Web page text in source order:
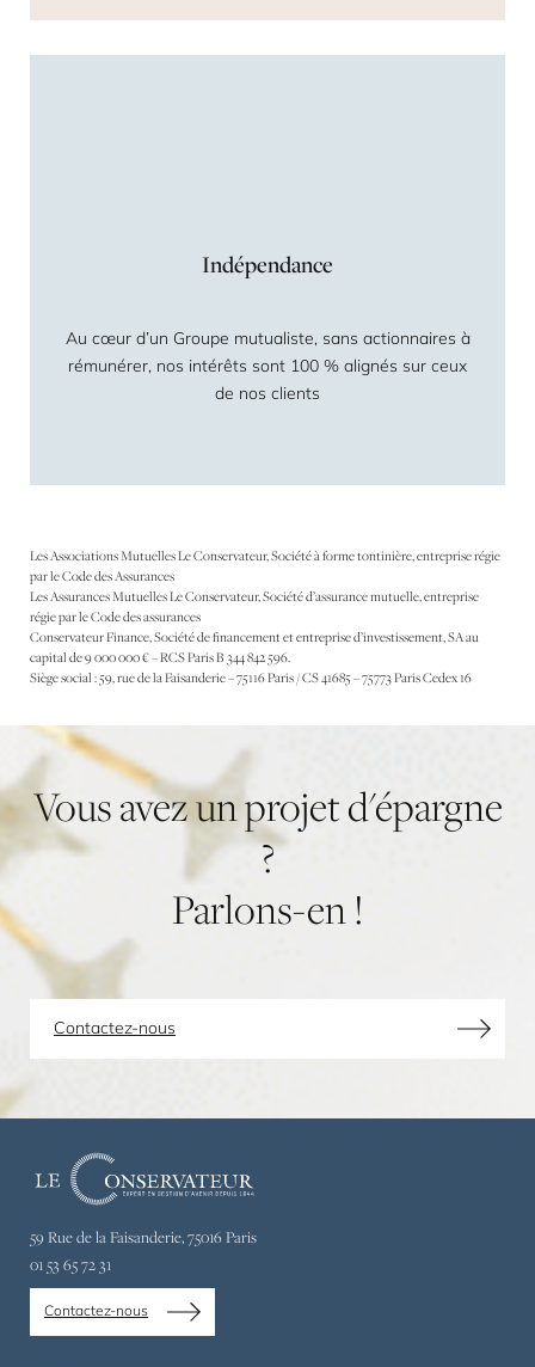
Indépendance
Au cœur d’un Groupe mutualiste, sans actionnaires à
rémunérer, nos intérêts sont 100 % alignés sur ceux
de nos clients
Les Associations Mutuelles Le Conservateur, Société à forme tontinière, entreprise régie
par le Code des Assurances
Les Assurances Mutuelles Le Conservateur, Société d’assurance mutuelle, entreprise
régie par le Code des assurances
Conservateur Finance, Société de financement et entreprise d’investissement, SA au
capital de 9 000 000 € – RCS Paris B 344 842 596.
Siège social : 59, rue de la Faisanderie – 75116 Paris / CS 41685 – 75773 Paris Cedex 16
Vousavezunprojetd'épargne
?
Parlons-en!
Contactez-nous
59 Rue de la Faisanderie, 75016 Paris
01 53 65 72 31
Contactez-nous